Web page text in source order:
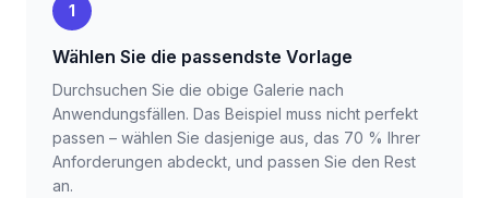
1
Wählen Sie die passendste Vorlage
Durchsuchen Sie die obige Galerie nach
Anwendungsfällen. Das Beispiel muss nicht perfekt
passen – wählen Sie dasjenige aus, das 70 % Ihrer
Anforderungen abdeckt, und passen Sie den Rest
an.